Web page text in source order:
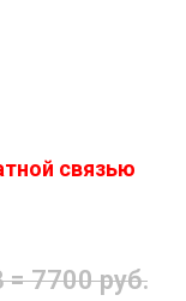
связью
= 7700 руб.